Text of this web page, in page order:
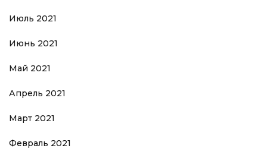
Июль 2021
Июнь 2021
Май 2021
Апрель 2021
Март 2021
Февраль 2021